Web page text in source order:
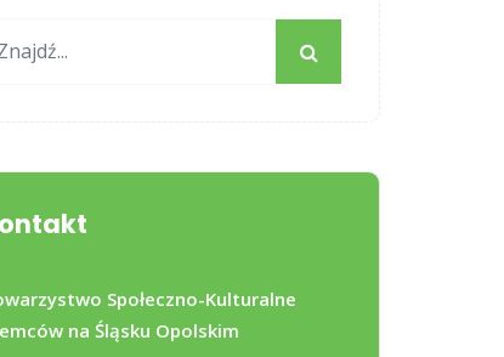
Społeczno-Kulturalne
na Śląsku Opolskim